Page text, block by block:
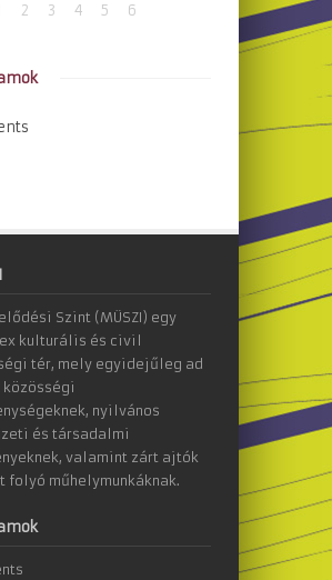
2 3 4 5 6
Szint (MÜSZI) egy
kulturális és civil
tér, mely egyidejűleg ad
közösségi
nyilvános
és társadalmi
valamint zárt ajtók
folyó műhelymunkáknak.